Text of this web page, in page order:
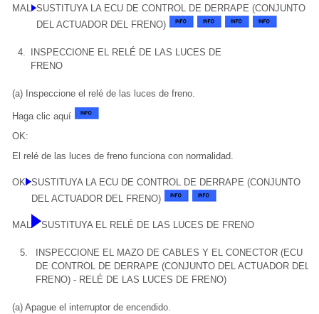
MAL SUSTITUYA LA ECU DE CONTROL DE DERRAPE (CONJUNTO
DEL ACTUADOR DEL FRENO)
4.
INSPECCIONE EL RELÉ DE LAS LUCES DE
FRENO
(a) Inspeccione el relé de las luces de freno.
Haga clic aquí
OK:
El relé de las luces de freno funciona con normalidad.
OK SUSTITUYA LA ECU DE CONTROL DE DERRAPE (CONJUNTO
DEL ACTUADOR DEL FRENO)
MAL SUSTITUYA EL RELÉ DE LAS LUCES DE FRENO
5.
INSPECCIONE EL MAZO DE CABLES Y EL CONECTOR (ECU
DE CONTROL DE DERRAPE (CONJUNTO DEL ACTUADOR DEL
FRENO) - RELÉ DE LAS LUCES DE FRENO)
(a) Apague el interruptor de encendido.